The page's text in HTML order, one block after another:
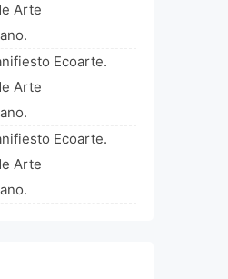
Arte
Ecoarte.
Arte
Ecoarte.
Arte